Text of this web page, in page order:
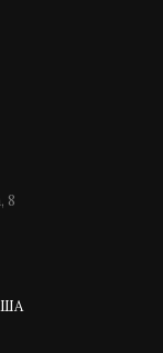
8